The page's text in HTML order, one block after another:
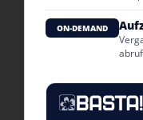
ON-DEMAND